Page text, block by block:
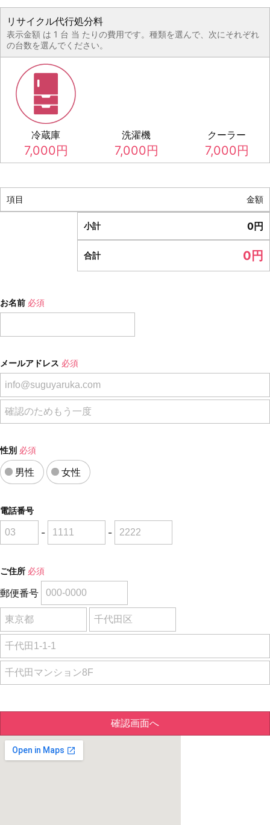
リサイクル代行処分料
表示金額 は 1 台 当 たりの費用です。種類を選んで、次にそれぞれ
の台数を選んでください。
冷蔵庫
7,000円
洗濯機
7,000円
クーラー
7,000円
項目 金額
小計 0円
合計 0 円
お名前 必須
メールアドレス 必須
性別 必須
男性 女性
電話番号
- -
ご住所 必須
郵便番号
確認画面へ